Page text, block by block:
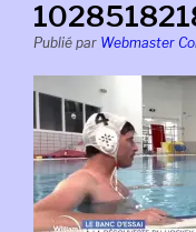
Publié par Webmaster